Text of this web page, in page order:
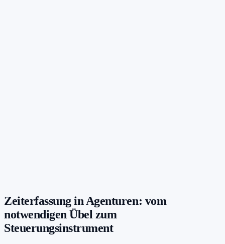
Zeiterfassung in Agenturen: vom
notwendigen Übel zum
Steuerungsinstrument